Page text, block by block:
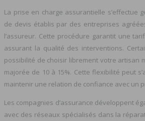
La prise en charge assurantielle s’effectue
de devis établis par des entreprises
l’assureur. Cette procédure garantit une
assurant la qualité des interventions.
possibilité de choisir librement votre artisan
majorée de 10 à 15%. Cette flexibilité peut
maintenir une relation de confiance avec un
Les compagnies d’assurance développent
avec des réseaux spécialisés dans la